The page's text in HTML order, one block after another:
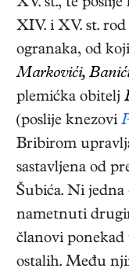
XV. st., te
XIV. i XV. st. rod
ogranaka, od
Markovići,
plemićka obitelj
(poslije knezovi
Bribirom
sastavljena od
Šubića. Ni jedna
nametnuti
članovi ponekad
ostalih. Među